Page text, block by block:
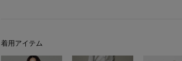
着用アイテム